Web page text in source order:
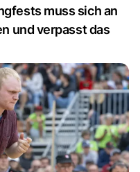
muss sich an
und verpasst das